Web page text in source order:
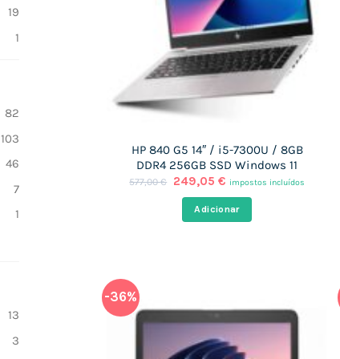
19
1
82
103
46
7
1
13
3
HP 840 G5 14″ / i5-7300U / 8GB
DDR4 256GB SSD Windows 11
577,00€
O
original
era:
249,05 €O
atual
é:
impostos incluídos
Adicionar
-36%